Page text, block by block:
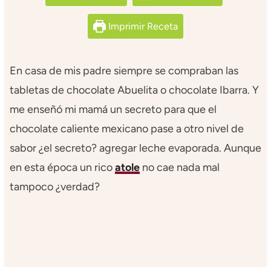
Imprimir Receta
En casa de mis padre siempre se compraban las
tabletas de chocolate Abuelita o chocolate Ibarra. Y
me enseñó mi mamá un secreto para que el
chocolate caliente mexicano pase a otro nivel de
sabor ¿el secreto? agregar leche evaporada. Aunque
en esta época un ricoatoleno cae nada mal
tampoco ¿verdad?